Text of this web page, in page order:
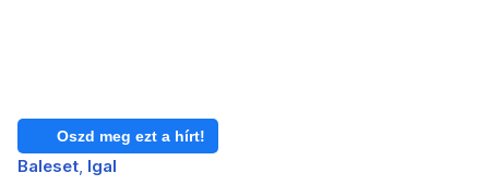
Oszd meg ezt a hírt!
Baleset Igal